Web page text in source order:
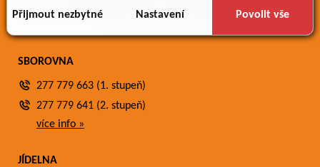
důsledku toho, že používáte jejich služby.
Přijmout nezbytné Nastavení Povolit vše
SBOROVNA
277 779 663 (1. stupeň)
277 779 641 (2. stupeň)
více info »
JÍDELNA